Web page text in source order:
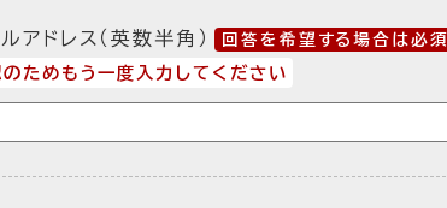
アドレス（英数半角） 回答を希望する場合は必須
ためもう一度入力してください